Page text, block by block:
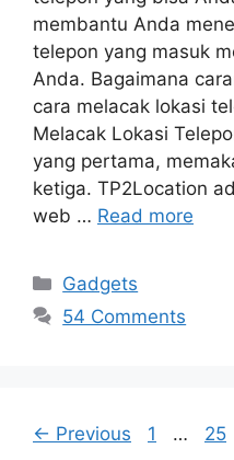
membantu Anda
telepon yang masuk
Anda. Bagaimana
cara melacak lokasi
Melacak Lokasi
yang pertama,
ketiga. TP2Location
web … Read more
Categories
Gadgets
54 Comments
← Previous Page
1 … 25